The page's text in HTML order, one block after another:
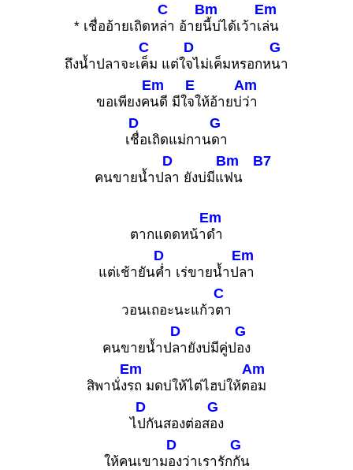
* เชื่ออ้ายเถิดห
C
ล่า อ้าย
Bm
นี้บ่ได้เว้าเ
Em
ล่น
ถึงน้ำปลาจะเ
C
ค็ม แต่ใ
D
จไม่เค็มหรอกห
G
นา
ขอเพียงค
Em
นดี มีใ
E
จให้อ้ายบ่
Am
ว่า
เ
D
ชื่อเถิดแม่กาน
G
ดา
คนขายน้ำป
D
ลา ยังบ่มีแ
Bm
ฟน
B7
ตากแดดหน้า
Em
ดำ
แต่เช้ายัน
D
ค่ำ เร่ขายน้ำป
Em
ลา
วอนเถอะนะแก้ว
C
ตา
คนขายน้ำป
D
ลายังบ่มีคู่ป
G
อง
สิพานั่ง
Em
รถ มดบ่ให้ไต่ไฮบ่ให้ต
Am
อม
ไ
D
ปกันสองต่อส
G
อง
ให้คนเขาม
D
องว่าเรารัก
G
กัน